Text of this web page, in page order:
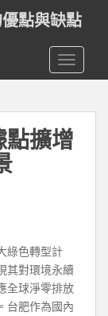
點與缺點
點擴增
綠色轉型計
其對環境永續
全球淨零排放
台肥作為國內